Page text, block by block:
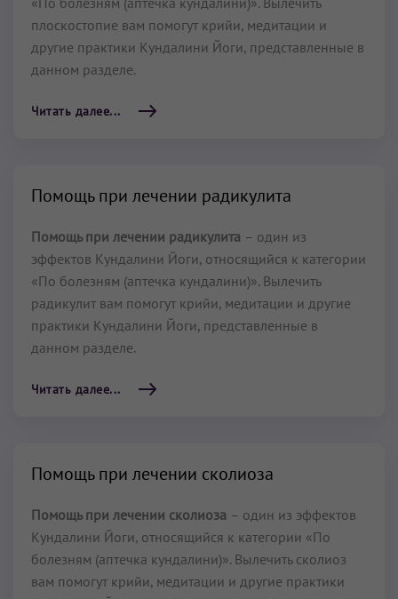
плоскостопие вам помогут крийи, медитации и
другие практики Кундалини Йоги, представленные в
данном разделе.
Читать далее...
Помощь при лечении радикулита
Помощь при лечении радикулита – один из
эффектов Кундалини Йоги, относящийся к категории
«По болезням (аптечка кундалини)». Вылечить
радикулит вам помогут крийи, медитации и другие
практики Кундалини Йоги, представленные в
данном разделе.
Читать далее...
Помощь при лечении сколиоза
Помощь при лечении сколиоза – один из эффектов
Кундалини Йоги, относящийся к категории «По
болезням (аптечка кундалини)». Вылечить сколиоз
вам помогут крийи, медитации и другие практики